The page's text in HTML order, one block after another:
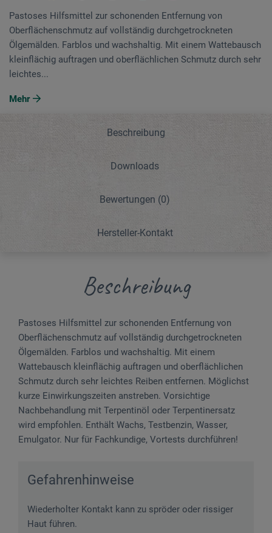
Pastoses Hilfsmittel zur schonenden Entfernung von
Oberflächenschmutz auf vollständig durchgetrockneten
Ölgemälden. Farblos und wachshaltig. Mit einem Wattebausch
kleinflächig auftragen und oberflächlichen Schmutz durch sehr
leichtes...
Mehr
Beschreibung
Downloads
Bewertungen (0)
Hersteller-Kontakt
Beschreibung
Pastoses Hilfsmittel zur schonenden Entfernung von
Oberflächenschmutz auf vollständig durchgetrockneten
Ölgemälden. Farblos und wachshaltig. Mit einem
Wattebausch kleinflächig auftragen und oberflächlichen
Schmutz durch sehr leichtes Reiben entfernen. Möglichst
kurze Einwirkungszeiten anstreben. Vorsichtige
Nachbehandlung mit Ter­pentinöl oder Terpentinersatz
wird empfohlen. Enthält Wachs, Testbenzin, Wasser,
Emulgator. Nur für Fachkundige, Vortests durchführen!
Gefahrenhinweise
Wiederholter Kontakt kann zu spröder oder rissiger
Haut führen.